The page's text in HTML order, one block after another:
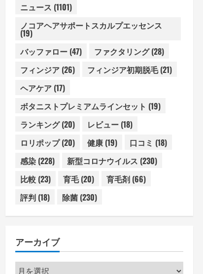
ニュース (1101)
ノコアヘアサポートスカルプエッセンス
(19)
バッファロー(47) ファクタリング(28)
フィンジア(26) フィンジア初期脱毛(21)
ヘアケア(17)
ボタニストプレミアムラインセット (19)
ランキング(20) レビュー(18)
ロリポップ(20) 健康(19) 口コミ (18)
感染(228) 新型コロナウイルス (230)
比較(23) 育毛(20) 育毛剤(66)
評判(18) 除菌(230)
アーカイブ
ア